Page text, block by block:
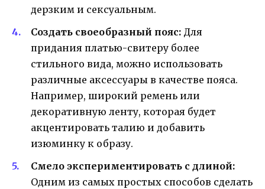
дерзким и сексуальным.
Создать своеобразный пояс: Для
придания платью-свитеру более
стильного вида, можно использовать
различные аксессуары в качестве пояса.
Например, широкий ремень или
декоративную ленту, которая будет
акцентировать талию и добавить
изюминку к образу.
Смело экспериментировать с длиной:
Одним из самых простых способов сделать